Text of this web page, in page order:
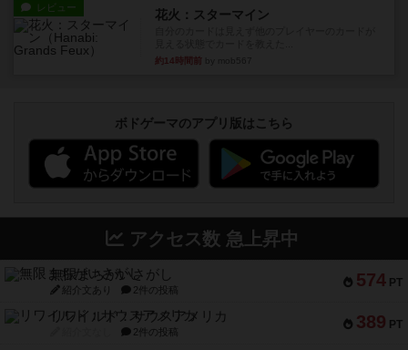
レビュー 花火：スターマイン
約14時間前
ボドゲーマのアプリ版はこちら
アクセス数 急上昇中
574 PT
無限まちがいさがし
紹介文あり 2件の投稿
389 PT
リワイルド：サウスアメリカ
2件の投稿